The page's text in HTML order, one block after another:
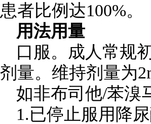
患者比例达100%。
用法用量
口服。成人常规
剂量。维持剂量为
如非布司他/苯溴
1.已停止服用降